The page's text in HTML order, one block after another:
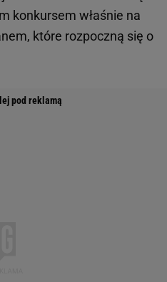
konkursem właśnie na
które rozpoczną się o